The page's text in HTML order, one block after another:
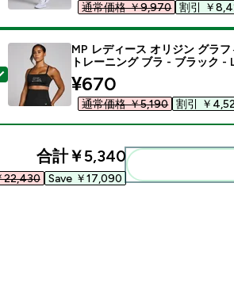
通常価格 ￥9,970‎ 割引 ￥
この商品を選択 - MP レディース オリ
MP レディース オリジン グラフ
トレーニング ブラ - ブラック -
discounted price
¥670‎
通常価格 ￥5,190‎ 割引 ￥
合計￥5,340‎
22,430‎ Save ￥17,090‎